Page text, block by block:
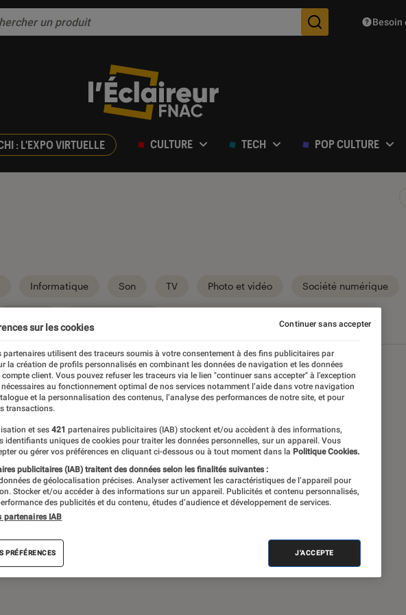
Des
Besoin
: L'EXPO VIRTUELLE CULTURE TECH POP CULTURE
Informatique Son TV Photo et vidéo Société numérique
audio, objets connectés… l’Éclaireur
l’actualité Tech décryptée, de nombreux
des tests de produits, réalisés par le
sur les cookies
partenaires utilisent des traceurs soumis à votre consentement à des fins publicitaires par
la création de profils personnalisés en combinant les données de navigation et les données
compte client. Vous pouvez refuser les traceurs via le lien "continuer sans accepter" à l’exception
au fonctionnement optimal de nos services notamment l’aide dans votre navigation
et la personnalisation des contenus, l’analyse des performances de notre site, et pour
transactions.
et ses 421 partenaires publicitaires (IAB) stockent et/ou accèdent à des informations,
identifiants uniques de cookies pour traiter les données personnelles, sur un appareil. Vous
ou gérer vos préférences en cliquant ci-dessous ou à tout moment dans la Politique Cookies.
publicitaires (IAB) traitent des données selon les finalités suivantes :
de géolocalisation précises. Analyser activement les caractéristiques de l’appareil pour
Stocker et/ou accéder à des informations sur un appareil. Publicités et contenu personnalisés,
des publicités et du contenu, études d’audience et développement de services.
partenaires IAB
PRÉFÉRENCES J'ACCEPTE
Continuer sans accepter